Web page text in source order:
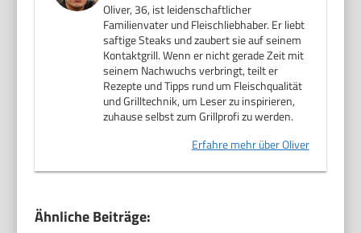
Oliver, 36, ist leidenschaftlicher
Familienvater und Fleischliebhaber. Er liebt
saftige Steaks und zaubert sie auf seinem
Kontaktgrill. Wenn er nicht gerade Zeit mit
seinem Nachwuchs verbringt, teilt er
Rezepte und Tipps rund um Fleischqualität
und Grilltechnik, um Leser zu inspirieren,
zuhause selbst zum Grillprofi zu werden.
Erfahre mehr über Oliver
Ähnliche Beiträge: